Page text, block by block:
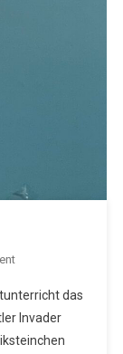
On
Kunstwerke
das
Invader